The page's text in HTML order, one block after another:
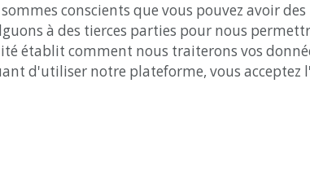
conscients que vous pouvez avoir
à des tierces parties pour nous
établit comment nous traiterons vos
d'utiliser notre plateforme, vous acceptez